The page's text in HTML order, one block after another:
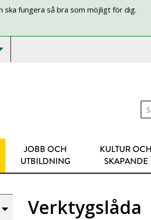
fungera så bra som möjligt för dig.
JOBB OCH
UTBILDNING
KULTUR OCH
SKAPANDE
Verktygslåda